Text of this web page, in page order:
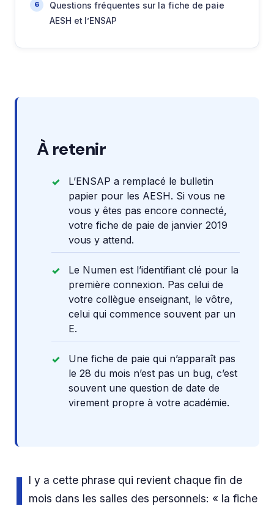
Questions fréquentes sur la fiche de paie
AESH et l’ENSAP
À retenir
L’ENSAP a remplacé le bulletin
papier pour les AESH. Si vous ne
vous y êtes pas encore connecté,
votre fiche de paie de janvier 2019
vous y attend.
Le Numen est l’identifiant clé pour la
première connexion. Pas celui de
votre collègue enseignant, le vôtre,
celui qui commence souvent par un
E.
Une fiche de paie qui n’apparaît pas
le 28 du mois n’est pas un bug, c’est
souvent une question de date de
virement propre à votre académie.
I l y a cette phrase qui revient chaque fin de
mois dans les salles des personnels: « la fiche